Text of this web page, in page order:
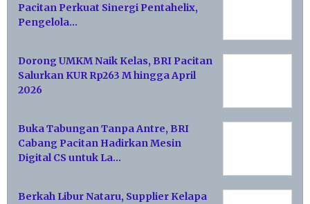
Pacitan Perkuat Sinergi Pentahelix,
Pengelola…
Dorong UMKM Naik Kelas, BRI Pacitan
Salurkan KUR Rp263 M hingga April
2026
Buka Tabungan Tanpa Antre, BRI
Cabang Pacitan Hadirkan Mesin
Digital CS untuk La…
Berkah Libur Nataru, Supplier Kelapa